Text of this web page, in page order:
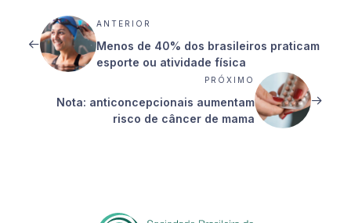
ANTERIOR
Menos de 40% dos brasileiros praticam
esporte ou atividade física
PRÓXIMO
Nota: anticoncepcionais aumentam
risco de câncer de mama